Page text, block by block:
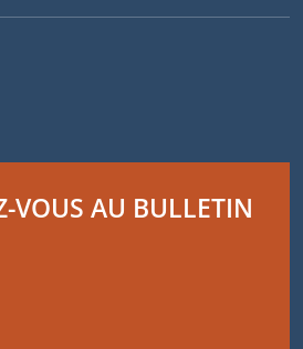
VOUS AU BULLETIN